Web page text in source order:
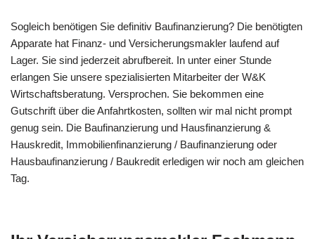
Sogleich benötigen Sie definitiv Baufinanzierung? Die benötigten
Apparate hat Finanz- und Versicherungsmakler laufend auf
Lager. Sie sind jederzeit abrufbereit. In unter einer Stunde
erlangen Sie unsere spezialisierten Mitarbeiter der W&K
Wirtschaftsberatung. Versprochen. Sie bekommen eine
Gutschrift über die Anfahrtkosten, sollten wir mal nicht prompt
genug sein. Die Baufinanzierung und Hausfinanzierung &
Hauskredit, Immobilienfinanzierung / Baufinanzierung oder
Hausbaufinanzierung / Baukredit erledigen wir noch am gleichen
Tag.